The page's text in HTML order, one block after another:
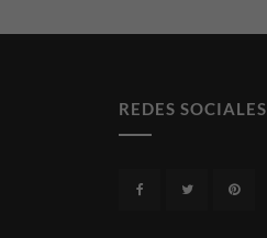
REDES SOCIALES